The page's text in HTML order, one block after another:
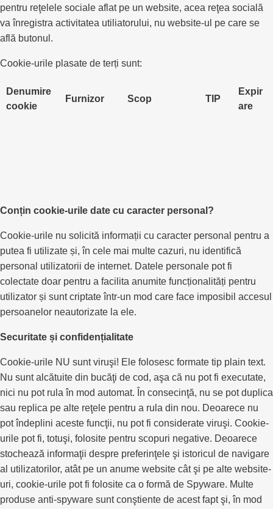
pentru reţelele sociale aflat pe un website, acea reţea socială
va înregistra activitatea utiliatorului, nu website-ul pe care se
află butonul.
Cookie-urile plasate de terți sunt:
Denumire
cookie
Furnizor Scop TIP
Expir
are
Conțin cookie-urile date cu caracter personal?
Cookie-urile nu solicită informații cu caracter personal pentru a
putea fi utilizate și, în cele mai multe cazuri, nu identifică
personal utilizatorii de internet. Datele personale pot fi
colectate doar pentru a facilita anumite funcționalități pentru
utilizator și sunt criptate într-un mod care face imposibil accesul
persoanelor neautorizate la ele.
Securitate și confidențialitate
Cookie-urile NU sunt viruşi! Ele folosesc formate tip plain text.
Nu sunt alcătuite din bucăţi de cod, aşa că nu pot fi executate,
nici nu pot rula în mod automat. În consecinţă, nu se pot duplica
sau replica pe alte reţele pentru a rula din nou. Deoarece nu
pot îndeplini aceste funcţii, nu pot fi considerate viruşi. Cookie-
urile pot fi, totuşi, folosite pentru scopuri negative. Deoarece
stochează informaţii despre preferinţele şi istoricul de navigare
al utilizatorilor, atât pe un anume website cât şi pe alte website-
uri, cookie-urile pot fi folosite ca o formă de Spyware. Multe
produse anti-spyware sunt conştiente de acest fapt şi, în mod